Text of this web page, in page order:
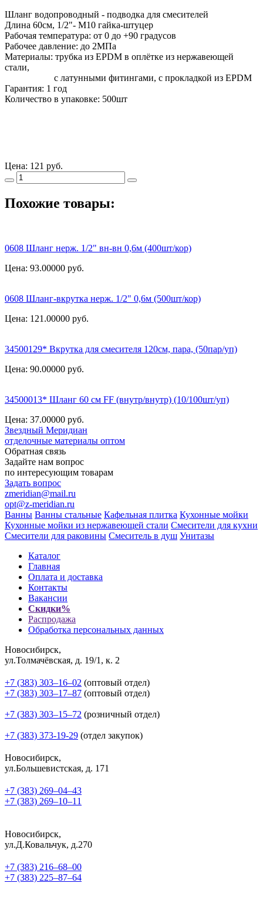
Шланг водопроводный - подводка для смесителей
Длина 60см, 1/2"- М10 гайка-штуцер
Рабочая температура: от 0 до +90 градусов
Рабочее давление: до 2МПа
Материалы: трубка из EPDM в оплётке из нержавеющей
стали,
с латунными фитингами, с прокладкой из EPDM
Гарантия: 1 год
Количество в упаковке: 500шт
Цена: 121 руб.
Похожие товары:
0608 Шланг нерж. 1/2" вн-вн 0,6м (400шт/кор)
Цена: 93.00000 руб.
0608 Шланг-вкрутка нерж. 1/2" 0,6м (500шт/кор)
Цена: 121.00000 руб.
34500129* Вкрутка для смесителя 120см, пара, (50пар/уп)
Цена: 90.00000 руб.
34500013* Шланг 60 см FF (внутр/внутр) (10/100шт/уп)
Цена: 37.00000 руб.
Звездный Меридиан
отделочные материалы оптом
Обратная связь
Задайте нам вопрос
по интересующим товарам
Задать вопрос
zmeridian@mail.ru
opt@z-meridian.ru
Ванны Ванны стальные Кафельная плитка Кухонные мойки
Кухонные мойки из нержавеющей стали Смесители для кухни
Смесители для раковины Смеситель в душ Унитазы
Каталог
Главная
Оплата и доставка
Контакты
Вакансии
Скидки%
Распродажа
Обработка персональных данных
Новосибирск,
ул.Толмачёвская, д. 19/1, к. 2
+7 (383) 303‒16‒02 (оптовый отдел)
+7 (383) 303‒17‒87 (оптовый отдел)
+7 (383) 303‒15‒72 (розничный отдел)
+7 (383) 373-19-29 (отдел закупок)
Новосибирск,
ул.Большевистская, д. 171
+7 (383) 269‒04‒43
+7 (383) 269‒10‒11
Новосибирск,
ул.Д.Ковальчук, д.270
+7 (383) 216‒68‒00
+7 (383) 225‒87‒64